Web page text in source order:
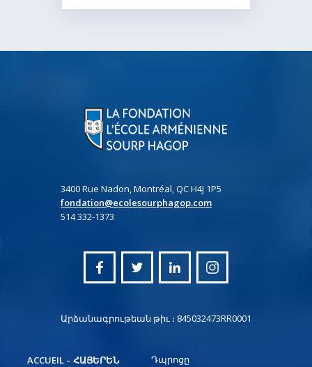
3400 Rue Nadon, Montréal, QC H4J 1P5
fondation@ecolesourphagop.com
514 332-1373
Արձանագրութեան թիւ ։ 845032473RR0001
ACCUEIL – ՀԱՅԵՐԵՆ
Դպրոցը